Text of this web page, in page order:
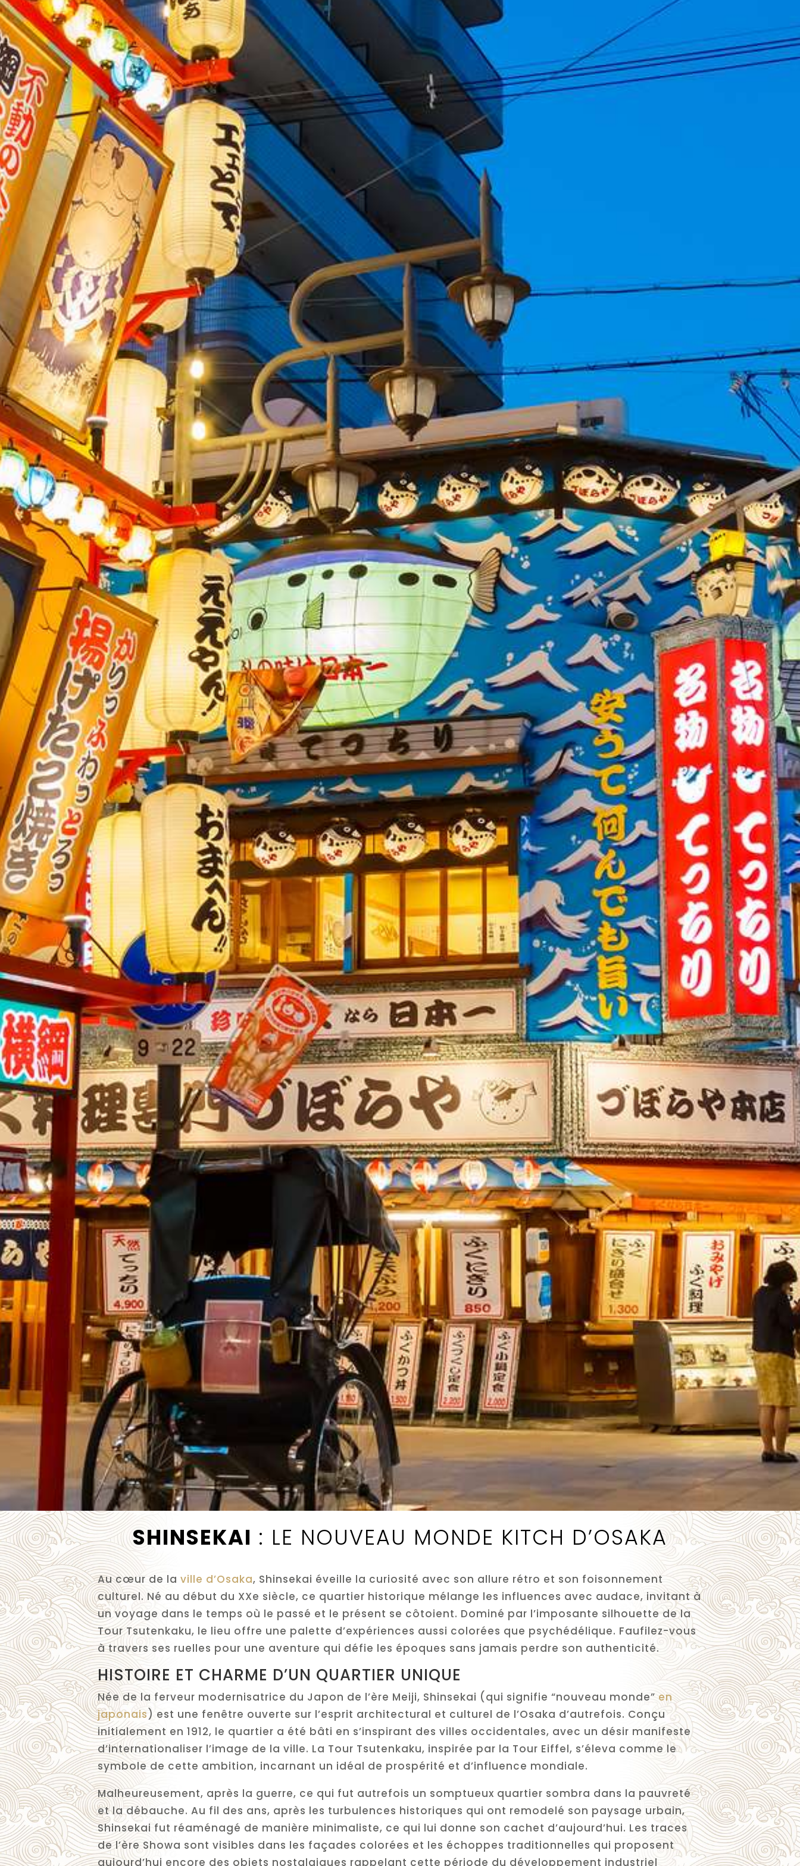
SHINSEKAI : LE NOUVEAU MONDE KITCH D’OSAKA
Au cœur de la ville d’Osaka, Shinsekai éveille la curiosité avec son allure rétro et son foisonnement
culturel. Né au début du XXe siècle, ce quartier historique mélange les influences avec audace, invitant à
un voyage dans le temps où le passé et le présent se côtoient. Dominé par l’imposante silhouette de la
Tour Tsutenkaku, le lieu offre une palette d’expériences aussi colorées que psychédélique. Faufilez-vous
à travers ses ruelles pour une aventure qui défie les époques sans jamais perdre son authenticité.
HISTOIRE ET CHARME D’UN QUARTIER UNIQUE
Née de la ferveur modernisatrice du Japon de l’ère Meiji, Shinsekai (qui signifie “nouveau monde” en
japonais) est une fenêtre ouverte sur l’esprit architectural et culturel de l’Osaka d’autrefois. Conçu
initialement en 1912, le quartier a été bâti en s’inspirant des villes occidentales, avec un désir manifeste
d’internationaliser l’image de la ville. La Tour Tsutenkaku, inspirée par la Tour Eiffel, s’éleva comme le
symbole de cette ambition, incarnant un idéal de prospérité et d’influence mondiale.
Malheureusement, après la guerre, ce qui fut autrefois un somptueux quartier sombra dans la pauvreté
et la débauche. Au fil des ans, après les turbulences historiques qui ont remodelé son paysage urbain,
Shinsekai fut réaménagé de manière minimaliste, ce qui lui donne son cachet d’aujourd’hui. Les traces
de l’ère Showa sont visibles dans les façades colorées et les échoppes traditionnelles qui proposent
aujourd’hui encore des objets nostalgiques rappelant cette période du développement industriel